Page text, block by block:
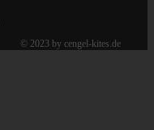
© 2023 by cengel-kites.de